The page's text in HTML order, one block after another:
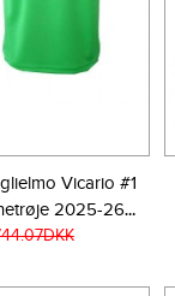
Vicario #1
2025-26